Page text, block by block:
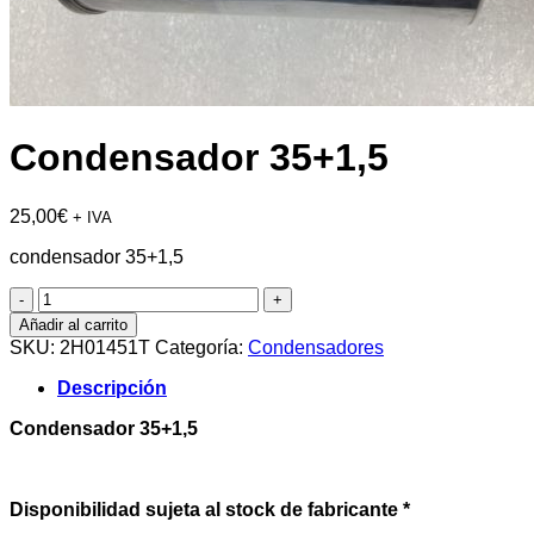
Condensador 35+1,5
25,00€ + IVA
condensador 35+1,5
Condensador
35+1,5
cantidad
Añadir al carrito
SKU: 2H01451T Categoría: Condensadores
Descripción
Condensador 35+1,5
Disponibilidad sujeta al stock de fabricante *